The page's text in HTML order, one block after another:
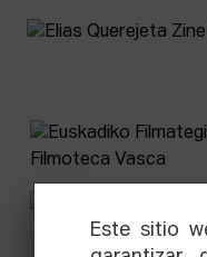
Este sitio